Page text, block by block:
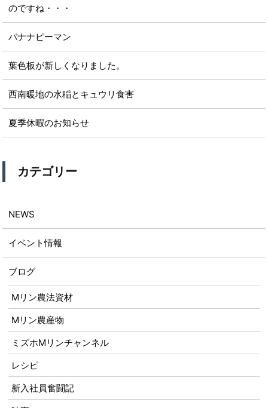
のですね・・・
バナナピーマン
葉色板が新しくなりました。
西南暖地の水稲とキュウリ食害
夏季休暇のお知らせ
カテゴリー
NEWS
イベント情報
ブログ
Mリン農法資材
Mリン農産物
ミズホMリンチャンネル
レシピ
新入社員奮闘記